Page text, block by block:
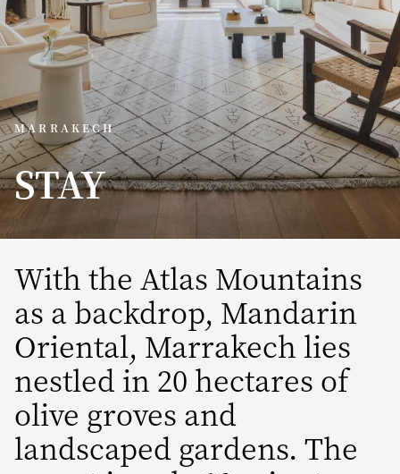
MARRAKECH
STAY
With the Atlas Mountains
as a backdrop, Mandarin
Oriental, Marrakech lies
nestled in 20 hectares of
olive groves and
landscaped gardens. The